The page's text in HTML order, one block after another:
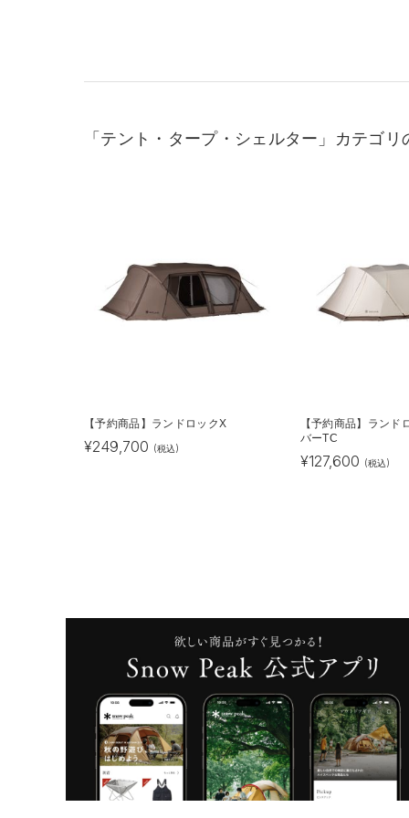
「テント・タープ・シェルター」カテゴ
【予約商品】ランドロックX
¥249,700 (税込)
【予約商品】ランド
バーTC
¥127,600 (税込)